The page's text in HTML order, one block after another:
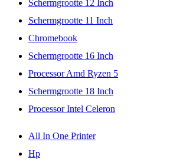
Schermgrootte 12 Inch
Schermgrootte 11 Inch
Chromebook
Schermgrootte 16 Inch
Processor Amd Ryzen 5
Schermgrootte 18 Inch
Processor Intel Celeron
All In One Printer
Hp